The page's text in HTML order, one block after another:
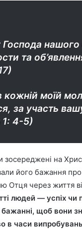
нашого
та
моїй
за участь вашу
1: 4-5)
на
його бажання
Отця через життя
людей — успіх
щоб вони
в часи